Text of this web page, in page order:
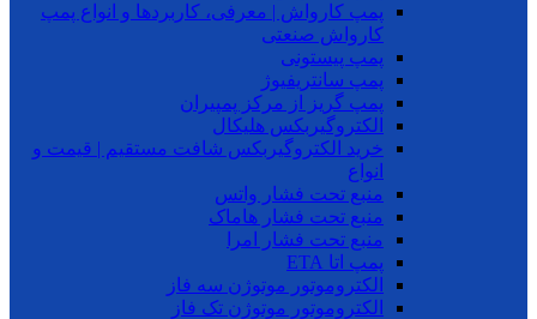
پمپ کارواش | معرفی، کاربردها و انواع پمپ
کارواش صنعتی
پمپ پیستونی
پمپ سانتریفیوژ
پمپ گریز از مرکز پمپیران
الکتروگیربکس هلیکال
خرید الکتروگیربکس شافت مستقیم | قیمت و
انواع
منبع تحت فشار واتس
منبع تحت فشار هاماک
منبع تحت فشار امرا
پمپ اتا ETA
الکتروموتور موتوژن سه فاز
الکتروموتور موتوژن تک فاز